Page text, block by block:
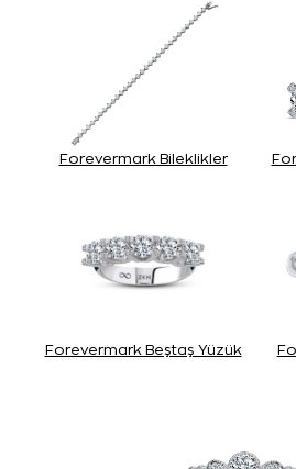
Forevermark Bileklikler
Forevermark Beştaş Yüzük